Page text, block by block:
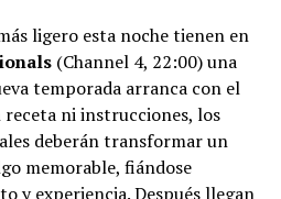
ligero esta noche tienen en
(Channel 4, 22:00) una
temporada arranca con el
ni instrucciones, los
deberán transformar un
memorable, fiándose
y experiencia. Después llegan